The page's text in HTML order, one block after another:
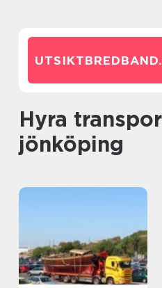
UTSIKTBREDBAND.
hyra transportsläp
jönköping